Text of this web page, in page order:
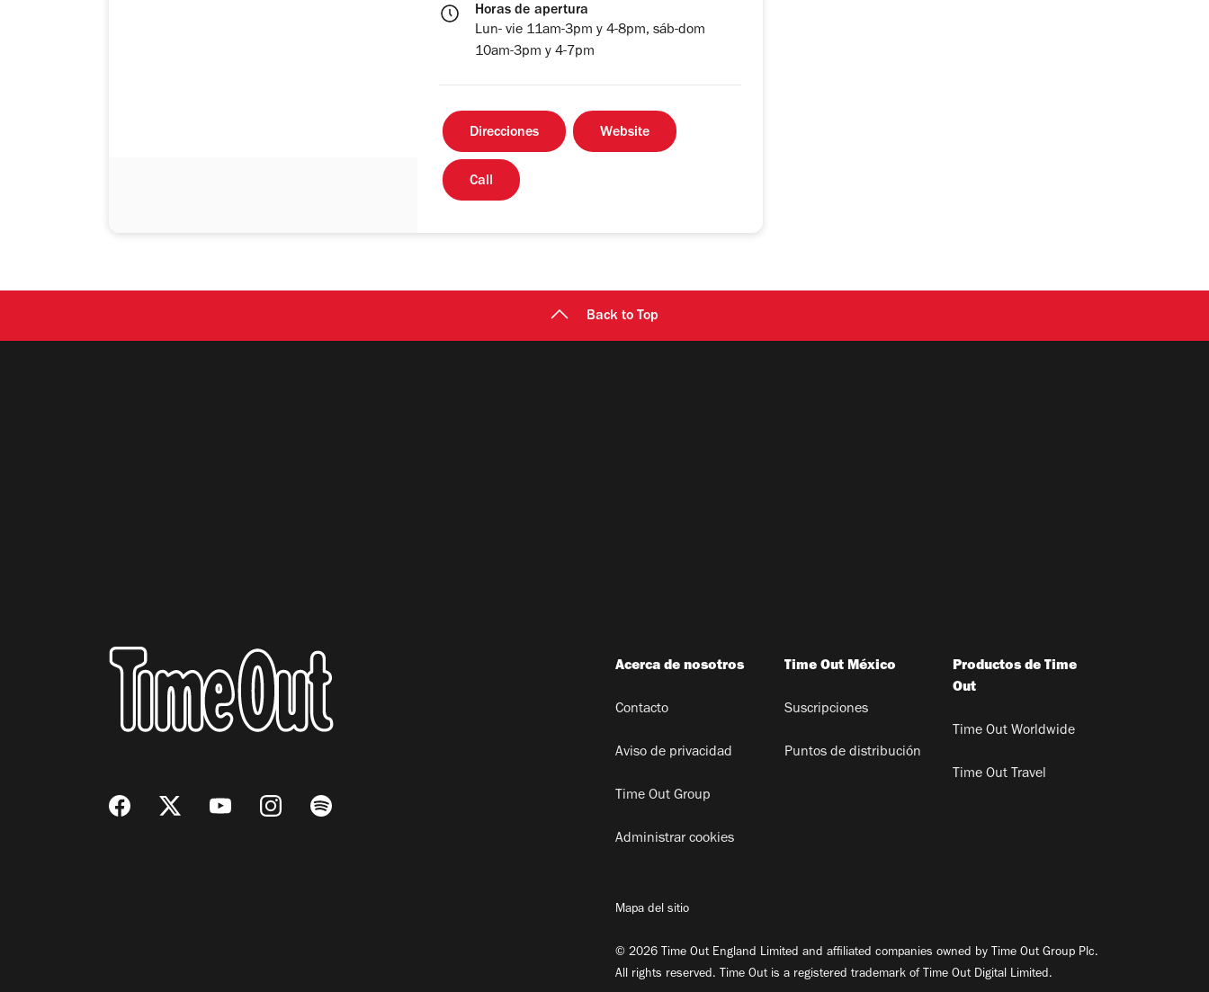
Horas de apertura
Lun- vie 11am-3pm y 4-8pm, sáb-dom
10am-3pm y 4-7pm
Direcciones Website
Call
Back to Top
Acerca de nosotros
Contacto
Aviso de privacidad
Time Out Group
Administrar cookies
Time Out México
Suscripciones
Puntos de distribución
Productos de Time
Out
Time Out Worldwide
Time Out Travel
Mapa del sitio
© 2026 Time Out England Limited and affiliated companies owned by Time Out Group Plc.
All rights reserved. Time Out is a registered trademark of Time Out Digital Limited.